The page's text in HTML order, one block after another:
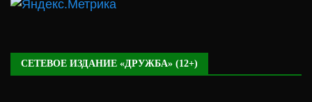
СЕТЕВОЕ ИЗДАНИЕ «ДРУЖБА» (12+)